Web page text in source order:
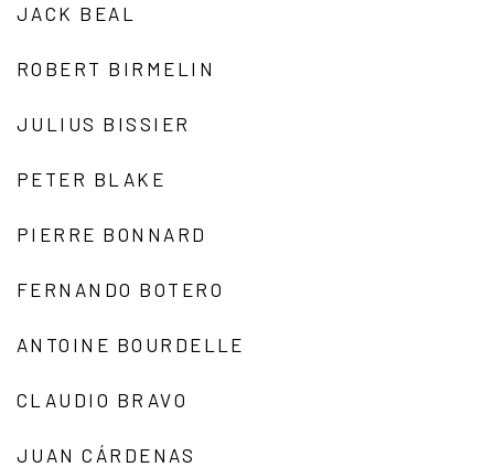
JACK BEAL
ROBERT BIRMELIN
JULIUS BISSIER
PETER BLAKE
PIERRE BONNARD
FERNANDO BOTERO
ANTOINE BOURDELLE
CLAUDIO BRAVO
JUAN CÁRDENAS